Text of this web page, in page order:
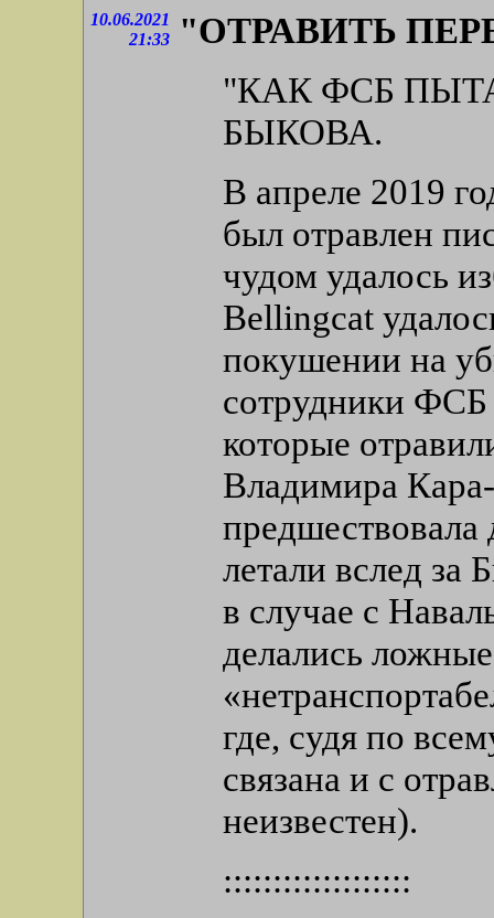
10.06.2021
21:33
"ОТРАВИТЬ
"КАК ФСБ
БЫКОВА.
В апреле 2019
был отравлен
чудом удалось
Bellingcat
покушении на
сотрудники
которые
Владимира
летали вслед за
в случае с
делались
где, судя по
связана и с
неизвестен).
:::::::::::::::::::